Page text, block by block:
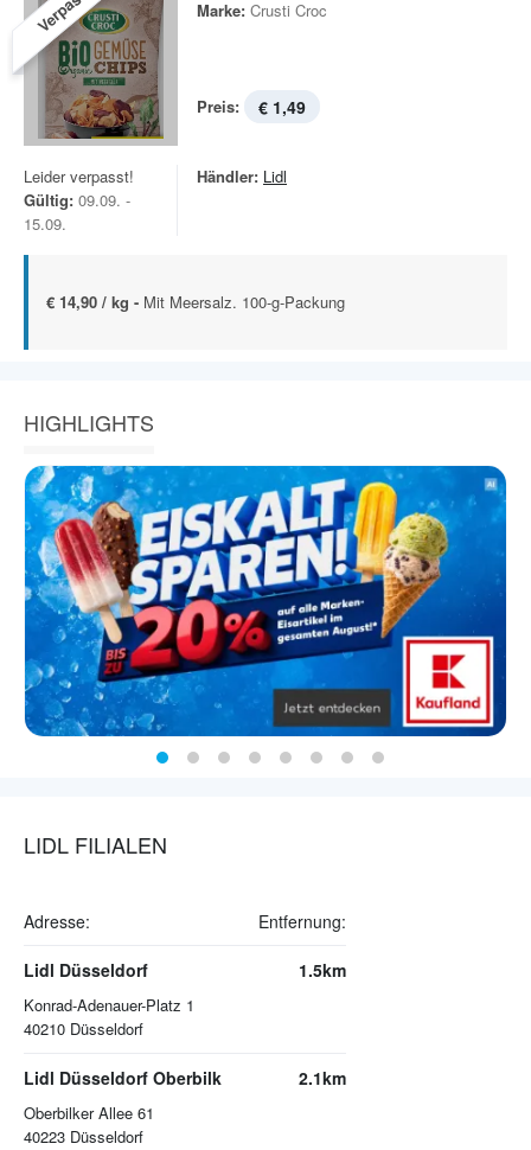
Marke: Crusti Croc
Preis: € 1,49
Leider verpasst!
Gültig: 09.09. -
15.09.
Händler: Lidl
€ 14,90 / kg - Mit Meersalz. 100-g-Packung
HIGHLIGHTS
LIDL FILIALEN
Adresse: Entfernung:
Lidl Düsseldorf
Konrad-Adenauer-Platz 1
40210 Düsseldorf
1.5km
Lidl Düsseldorf Oberbilk
Oberbilker Allee 61
40223 Düsseldorf
2.1km